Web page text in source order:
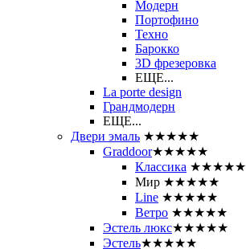
Модерн
Портофино
Техно
Барокко
3D фрезеровка
ЕЩЕ...
La porte design
Грандмодерн
ЕЩЕ...
Двери эмаль ★★★★★
Graddoor★★★★★
Классика ★★★★★
Мир ★★★★★
Line ★★★★★
Ветро ★★★★★
Эстель люкс★★★★★
Эстель★★★★★